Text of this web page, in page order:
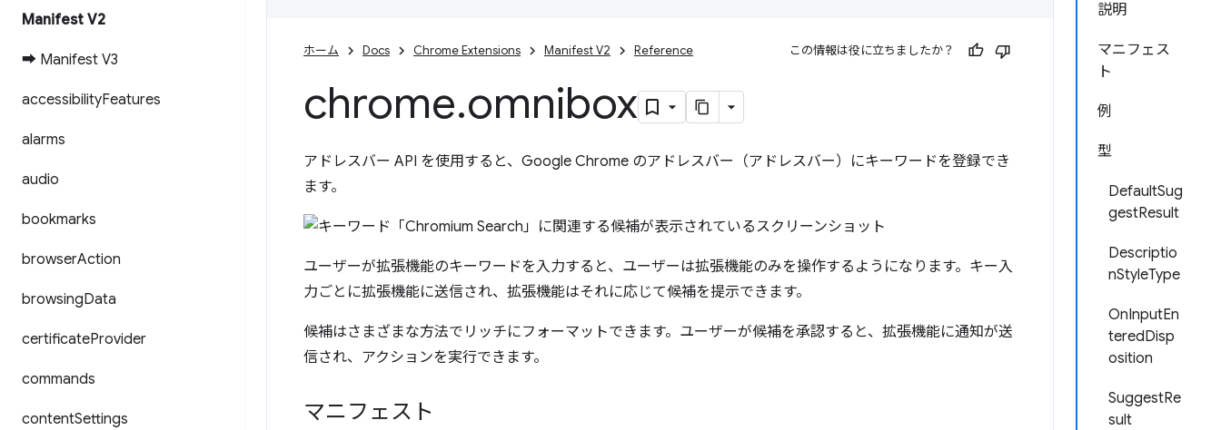
Manifest V2
➡ Manifest V3
accessibilityFeatures
alarms
audio
bookmarks
browserAction
browsingData
certificateProvider
commands
contentSettings
説明
マニフェス
ト
例
型
DefaultSug
gestResult
Descriptio
nStyleType
OnInputEn
teredDisp
osition
SuggestRe
sult
ホーム Docs Chrome Extensions Manifest V2 Reference この情報は役に立ちましたか？
chrome.omnibox
アドレスバー API を使用すると、Google Chrome のアドレスバー（アドレスバー）にキーワードを登録でき
ます。
ユーザーが拡張機能のキーワードを入力すると、ユーザーは拡張機能のみを操作するようになります。キー入
力ごとに拡張機能に送信され、拡張機能はそれに応じて候補を提示できます。
候補はさまざまな方法でリッチにフォーマットできます。ユーザーが候補を承認すると、拡張機能に通知が送
信され、アクションを実行できます。
マニフェスト